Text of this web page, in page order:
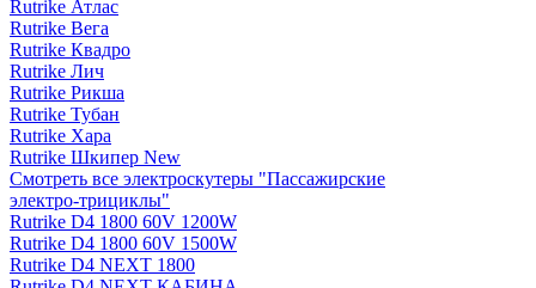
Rutrike Атлас
Rutrike Вега
Rutrike Квадро
Rutrike Лич
Rutrike Рикша
Rutrike Тубан
Rutrike Хара
Rutrike Шкипер New
Смотреть все электро­скутеры "Пассажирские
электро‑трициклы"
Rutrike D4 1800 60V 1200W
Rutrike D4 1800 60V 1500W
Rutrike D4 NEXT 1800